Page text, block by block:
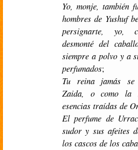
Yo, monje, también fui guerrero como esos
hombres de Yushuf
persignarte, yo,
desmonté del
siempre a polvo y a
perfumados;
Tu reina jamás se ha perfumado como
Zaida, o como la
esencias traídas de
El perfume de Urraca ha sido siempre el
sudor y sus afeites
los cascos de los